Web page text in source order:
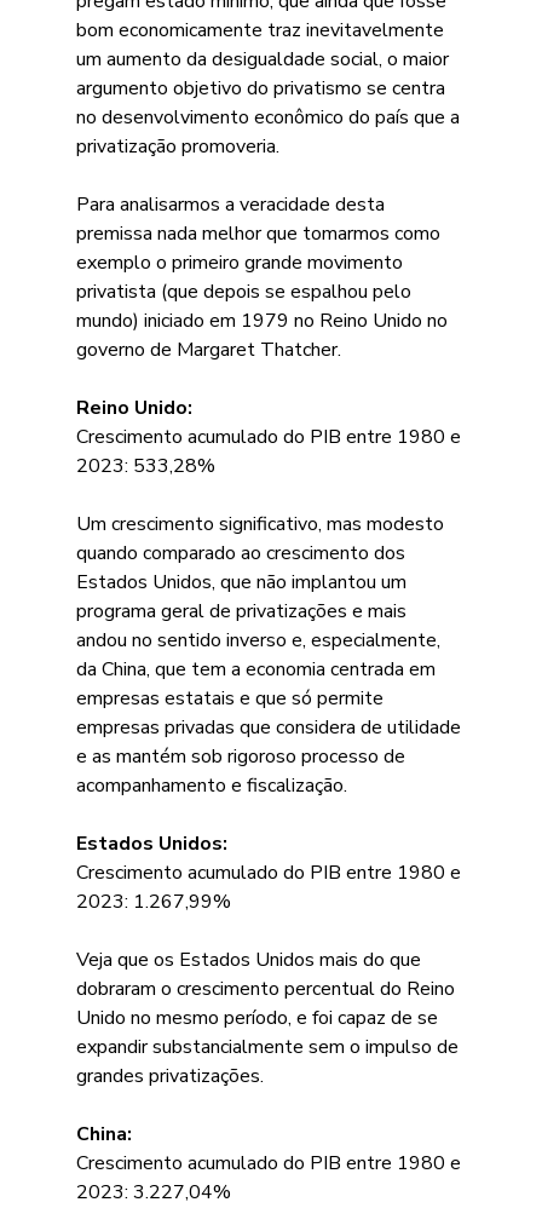
bom economicamente traz inevitavelmente
um aumento da desigualdade social, o maior
argumento objetivo do privatismo se centra
no desenvolvimento econômico do país que a
privatização promoveria.
Para analisarmos a veracidade desta
premissa nada melhor que tomarmos como
exemplo o primeiro grande movimento
privatista (que depois se espalhou pelo
mundo) iniciado em 1979 no Reino Unido no
governo de Margaret Thatcher.
Reino Unido:
Crescimento acumulado do PIB entre 1980 e
2023: 533,28%
Um crescimento significativo, mas modesto
quando comparado ao crescimento dos
Estados Unidos, que não implantou um
programa geral de privatizações e mais
andou no sentido inverso e, especialmente,
da China, que tem a economia centrada em
empresas estatais e que só permite
empresas privadas que considera de utilidade
e as mantém sob rigoroso processo de
acompanhamento e fiscalização.
Estados Unidos:
Crescimento acumulado do PIB entre 1980 e
2023: 1.267,99%
Veja que os Estados Unidos mais do que
dobraram o crescimento percentual do Reino
Unido no mesmo período, e foi capaz de se
expandir substancialmente sem o impulso de
grandes privatizações.
China:
Crescimento acumulado do PIB entre 1980 e
2023: 3.227,04%